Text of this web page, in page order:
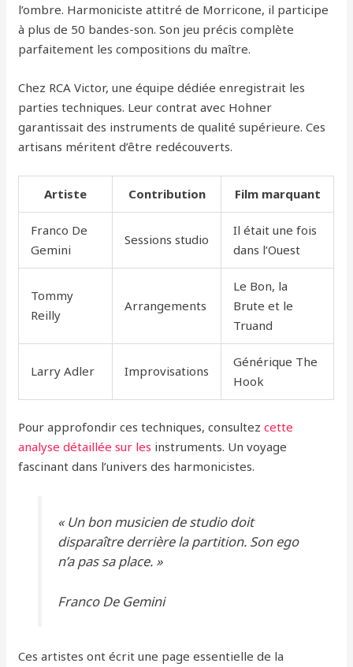
l’ombre. Harmoniciste attitré de Morricone, il participe
à plus de 50 bandes-son. Son jeu précis complète
parfaitement les compositions du maître.
Chez RCA Victor, une équipe dédiée enregistrait les
parties techniques. Leur contrat avec Hohner
garantissait des instruments de qualité supérieure. Ces
artisans méritent d’être redécouverts.
Artiste Contribution Film marquant
Franco De
Gemini
Sessions studio
Il était une fois
dans l’Ouest
Tommy
Reilly
Arrangements
Le Bon, la
Brute et le
Truand
Larry Adler Improvisations
Générique The
Hook
Pour approfondir ces techniques, consultezcette
analyse détaillée sur les instruments. Un voyage
fascinant dans l’univers des harmonicistes.
« Un bon musicien de studio doit
disparaître derrière la partition. Son ego
n’a pas sa place. »
Franco De Gemini
Ces artistes ont écrit une page essentielle de la